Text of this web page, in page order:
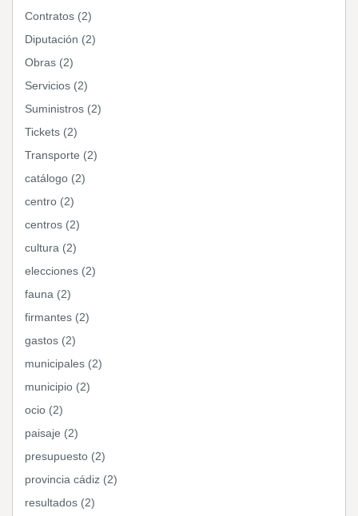
Contratos (2)
Diputación (2)
Obras (2)
Servicios (2)
Suministros (2)
Tickets (2)
Transporte (2)
catálogo (2)
centro (2)
centros (2)
cultura (2)
elecciones (2)
fauna (2)
firmantes (2)
gastos (2)
municipales (2)
municipio (2)
ocio (2)
paisaje (2)
presupuesto (2)
provincia cádiz (2)
resultados (2)